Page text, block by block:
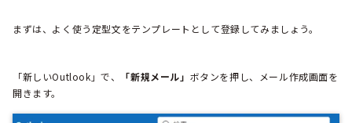
まずは、よく使う定型文をテンプレートとして登録してみましょう。
「新しいOutlook」で、 「新規メール」 ボタンを押し、メール作成画面を
開きます。